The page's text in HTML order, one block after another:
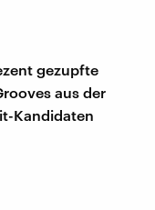
gezupfte
aus der
Kandidaten